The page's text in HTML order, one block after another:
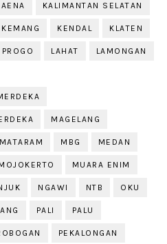
KALIMANTAN SELATAN
KEMANG KENDAL KLATEN
LAHAT LAMONGAN
MAGELANG
MATARAM MBG MEDAN
MUARA ENIM
NGAWI NTB OKU
PALI PALU
PEKALONGAN